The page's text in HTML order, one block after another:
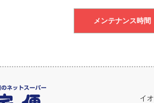
メンテナンス時間
イ